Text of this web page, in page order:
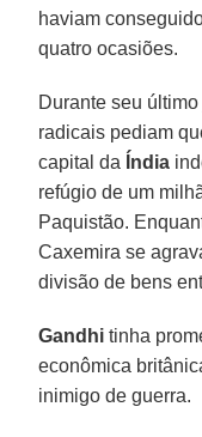
haviam
quatro ocasiões.
Durante seu
radicais pediam
capital da Índia
refúgio de um
Paquistão.
Caxemira se
divisão de bens
Gandhi tinha
econômica
inimigo de guerra.